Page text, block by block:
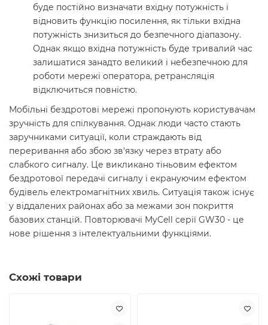
буде постійно визначати вхідну потужність і
відновить функцію посилення, як тільки вхідна
потужність знизиться до безпечного діапазону.
Однак якщо вхідна потужність буде тривалий час
залишатися занадто великий і небезпечною для
роботи мережі оператора, ретрансляція
відключиться повністю.
Мобільні бездротові мережі пропонують користувачам
зручність для спілкування. Однак люди часто стають
заручниками ситуації, коли страждають від
переривання або збою зв'язку через втрату або
слабкого сигналу. Це викликано тіньовим ефектом
бездротової передачі сигналу і екрануючим ефектом
будівель електромагнітних хвиль. Ситуація також існує
у віддалених районах або за межами зон покриття
базових станцій. Повторювачі MyCell серії GW30 - це
нове рішення з інтелектуальними функціями.
Схожі товари